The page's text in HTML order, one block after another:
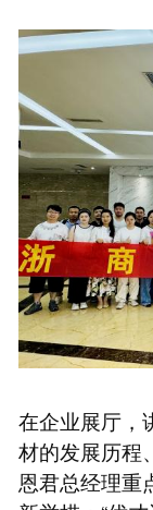
在企业展厅，
材的发展历程
恩君总经理重